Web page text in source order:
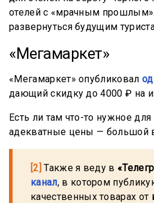
отелей с «мрачным
развернуться будущим
«Мегамаркет»
«Мегамаркет» опубликовал
дающий скидку до 4000 ₽ на
Есть ли там что-то нужное
адекватные цены — большой
[2] Также я веду в
канал, в котором
качественных товарах от